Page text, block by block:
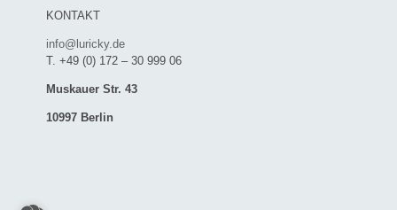
KONTAKT
info@luricky.de
T. +49 (0) 172 – 30 999 06
Muskauer Str. 43
10997 Berlin